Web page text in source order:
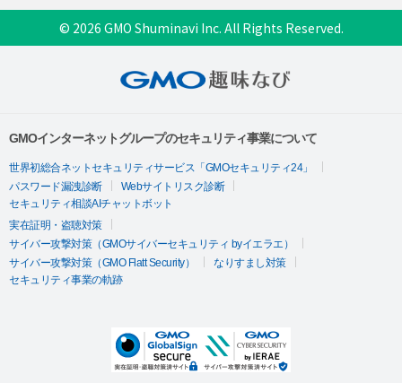
© 2026 GMO Shuminavi Inc. All Rights Reserved.